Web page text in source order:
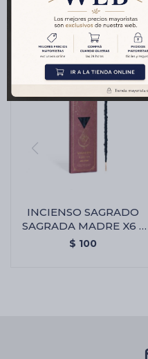
Productos que
INCIENSO SAGRADO
SAGRADA MADRE X6 -
Amor Eterno
$ 100